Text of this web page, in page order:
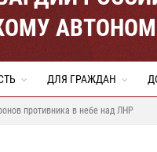
ДЛЯ ГРАЖДАН
противника в небе над ЛНР